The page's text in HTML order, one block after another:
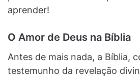
aprender!
O Amor de Deus na Bíblia
Antes de mais nada, a Bíblia,
testemunho da revelação